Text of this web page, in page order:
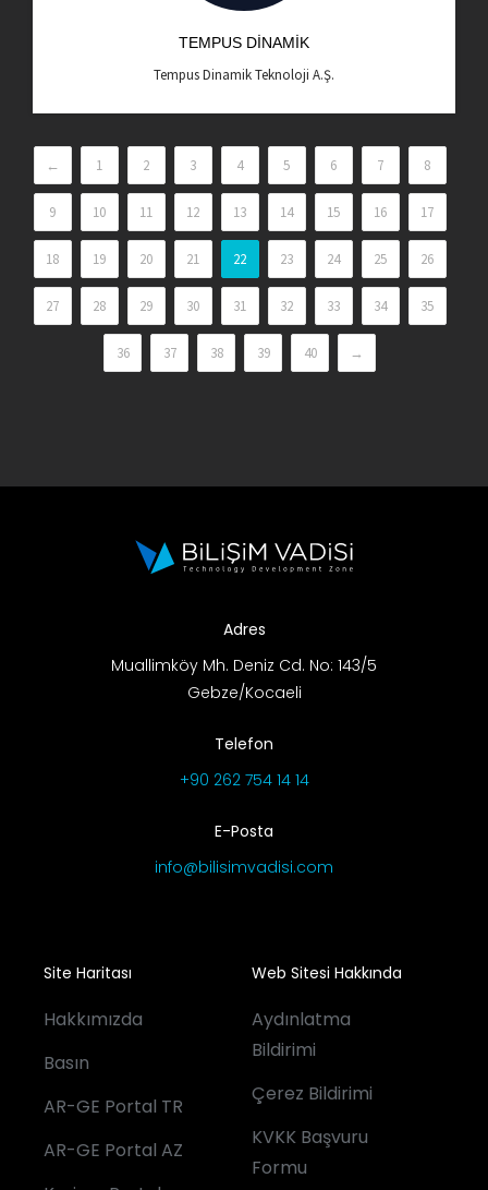
TEMPUS DINAMIK
Tempus Dinamik Teknoloji A.Ş.
← 1 2 3 4 5 6 7 8
9 10 11 12 13 14 15 16 17
18 19 20 21 22 23 24 25 26
27 28 29 30 31 32 33 34 35
36 37 38 39 40 →
Adres
Muallimköy Mh. Deniz Cd. No: 143/5
Gebze/Kocaeli
Telefon
+90 262 754 14 14
E-Posta
info@bilisimvadisi.com
Site Haritası
Hakkımızda
Basın
AR-GE Portal TR
AR-GE Portal AZ
Web Sitesi Hakkında
Aydınlatma
Bildirimi
Çerez Bildirimi
KVKK Başvuru
Formu